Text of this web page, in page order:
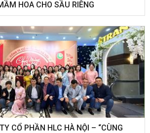
HOA CHO SẦU RIÊNG
CỔ PHẦN HLC HÀ NỘI – “CÙNG